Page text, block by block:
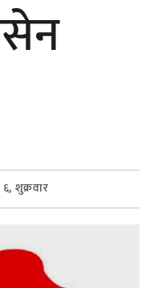
शुक्रवार